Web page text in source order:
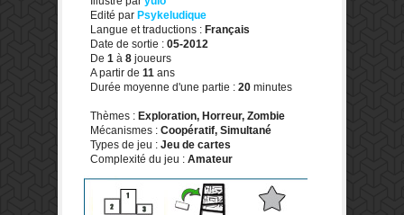
Edité par Psykeludique
Langue et traductions : Français
Date de sortie : 05-2012
De 1 à 8 joueurs
A partir de 11 ans
Durée moyenne d'une partie : 20 minutes
Thèmes : Exploration, Horreur, Zombie
Mécanismes : Coopératif, Simultané
Types de jeu : Jeu de cartes
Complexité du jeu : Amateur